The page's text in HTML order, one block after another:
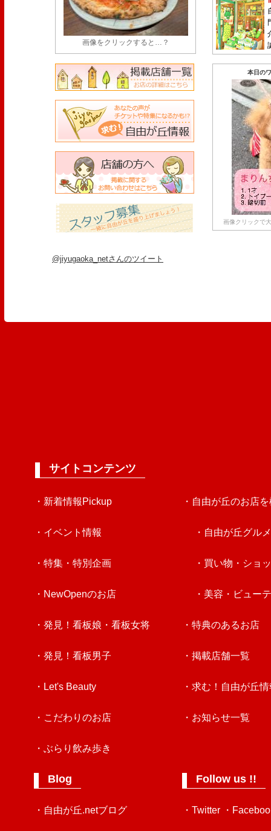
画像をクリックすると…？
本日の
画像クリックで
@jiyugaoka_netさんのツイート
サイトコンテンツ
・新着情報Pickup
・イベント情報
・特集・特別企画
・NewOpenのお店
・発見！看板娘・看板女将
・発見！看板男子
・Let's Beauty
・こだわりのお店
・ぶらり飲み歩き
Blog
・自由が丘.netブログ
・自由が丘のお店
・自由が丘グルメ
・買い物・ショ
・美容・ビュー
・特典のあるお店
・掲載店舗一覧
・求む！自由が丘
・お知らせ一覧
Follow us !!
・Twitter ・